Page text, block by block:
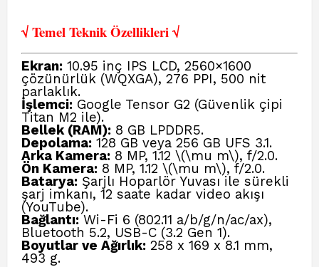
√ Temel Teknik Özellikleri √
Ekran: 10.95 inç IPS LCD, 2560×1600
çözünürlük (WQXGA), 276 PPI, 500 nit
parlaklık.
İşlemci: Google Tensor G2 (Güvenlik çipi
Titan M2 ile).
Bellek (RAM): 8 GB LPDDR5.
Depolama: 128 GB veya 256 GB UFS 3.1.
Arka Kamera: 8 MP, 1.12 \(\mu m\), f/2.0.
Ön Kamera: 8 MP, 1.12 \(\mu m\), f/2.0.
Batarya: Şarjlı Hoparlör Yuvası ile sürekli
şarj imkanı, 12 saate kadar video akışı
(YouTube).
Bağlantı: Wi-Fi 6 (802.11 a/b/g/n/ac/ax),
Bluetooth 5.2, USB-C (3.2 Gen 1).
Boyutlar ve Ağırlık: 258 x 169 x 8.1 mm,
493 g.